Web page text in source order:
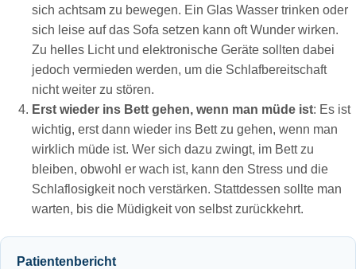
sich achtsam zu bewegen. Ein Glas Wasser trinken oder
sich leise auf das Sofa setzen kann oft Wunder wirken.
Zu helles Licht und elektronische Geräte sollten dabei
jedoch vermieden werden, um die Schlafbereitschaft
nicht weiter zu stören.
Erst wieder ins Bett gehen, wenn man müde ist: Es ist
wichtig, erst dann wieder ins Bett zu gehen, wenn man
wirklich müde ist. Wer sich dazu zwingt, im Bett zu
bleiben, obwohl er wach ist, kann den Stress und die
Schlaflosigkeit noch verstärken. Stattdessen sollte man
warten, bis die Müdigkeit von selbst zurückkehrt.
Patientenbericht